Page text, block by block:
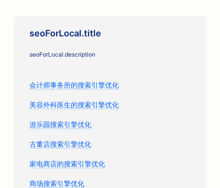
seoForLocal.title
seoForLocal.description
会计师事务所的搜索引擎优化
美容外科医生的搜索引擎优化
游乐园搜索引擎优化
古董店搜索引擎优化
家电商店的搜索引擎优化
商场搜索引擎优化